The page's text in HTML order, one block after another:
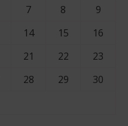
7 8
9
14 15
16
21 22
23
28 29
30